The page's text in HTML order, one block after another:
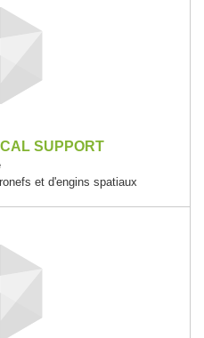
SUPPORT
et d'engins spatiaux